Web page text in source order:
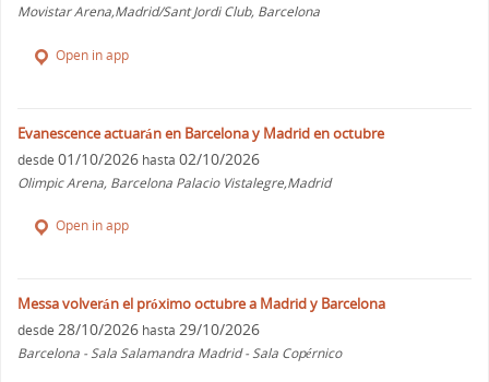
Movistar Arena,Madrid/Sant Jordi Club, Barcelona
Open in app
Evanescence actuarán en Barcelona y Madrid en octubre
desde 01/10/2026 hasta 02/10/2026
Olimpic Arena, Barcelona Palacio Vistalegre,Madrid
Open in app
Messa volverán el próximo octubre a Madrid y Barcelona
desde 28/10/2026 hasta 29/10/2026
Barcelona - Sala Salamandra Madrid - Sala Copérnico